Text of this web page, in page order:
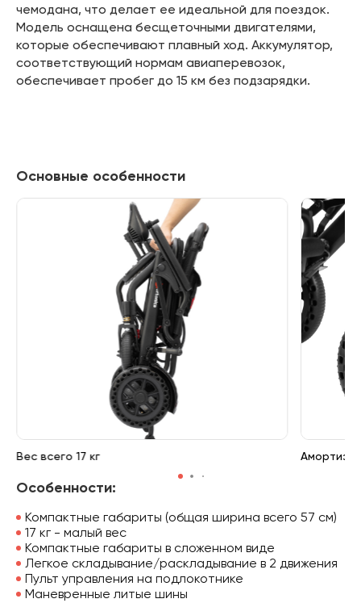
чемодана, что делает ее идеальной для поездок.
Модель оснащена бесщеточными двигателями,
которые обеспечивают плавный ход. Аккумулятор,
соответствующий нормам авиаперевозок,
обеспечивает пробег до 15 км без подзарядки.
Основные особенности
Вес всего 17 кг
Особенности:
Компактные габариты (общая ширина всего 57 см)
17 кг - малый вес
Компактные габариты в сложенном виде
Легкое складывание/раскладывание в 2 движения
Пульт управления на подлокотнике
Маневренные литые шины